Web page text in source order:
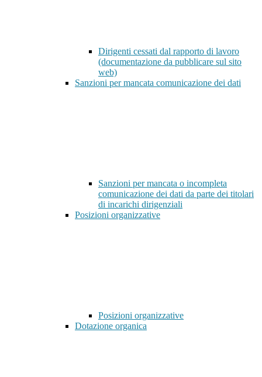
Dirigenti cessati dal rapporto di lavoro
(documentazione da pubblicare sul sito
web)
Sanzioni per mancata comunicazione dei dati
Sanzioni per mancata o incompleta
comunicazione dei dati da parte dei titolari
di incarichi dirigenziali
Posizioni organizzative
Posizioni organizzative
Dotazione organica